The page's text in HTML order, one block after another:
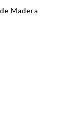
Madera